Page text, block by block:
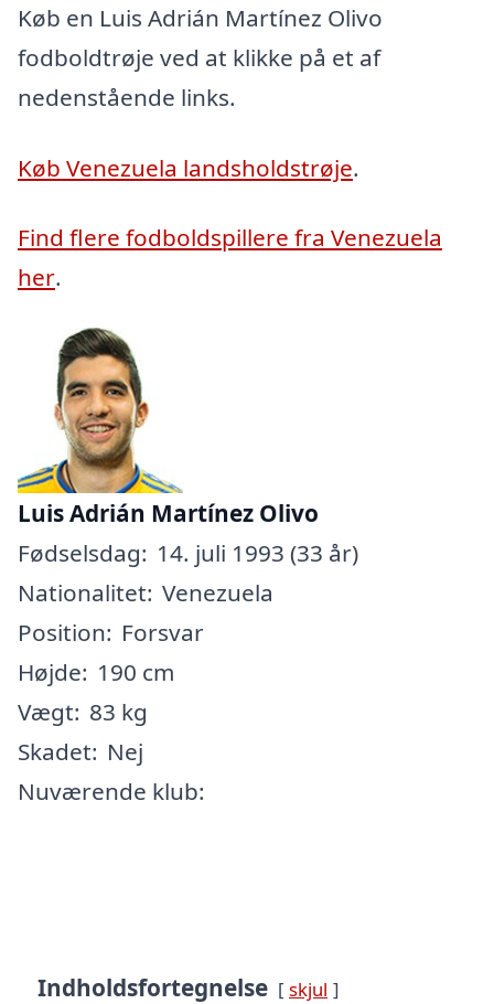
Køb en Luis Adrián Martínez Olivo
fodboldtrøje ved at klikke på et af
nedenstående links.
Køb Venezuela landsholdstrøje.
Find flere fodboldspillere fra Venezuela
her.
Luis Adrián Martínez Olivo
Fødselsdag: 14. juli 1993 (33 år)
Nationalitet: Venezuela
Position: Forsvar
Højde: 190 cm
Vægt: 83 kg
Skadet: Nej
Nuværende klub:
Indholdsfortegnelse skjul